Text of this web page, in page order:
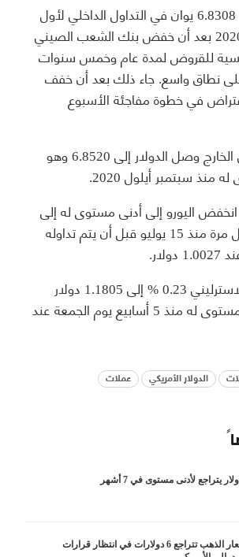
وارتفع الدولار إلى 6.8308 يوان في التداول الداخلي لأول
مرة منذ سبتمبر 2020 بعد أن خفض بنك الشعب الصيني
للقروض لمدة عام وخمس سنوات
نطاق واسع. جاء ذلك بعد أن خفف
في خطوة مفاجئة الأسبوع
ومقابل اليوان في الخارج وصل الدولار إلى 6.8520 وهو
سبتمبر أيلول 2020.
اليورو إلى أدنى مستوى له إلى
1.0026 دولار لأول مرة منذ 15 يوليو قبل أن يتم تداوله
وانخفض الجنيه الاسترليني 0.23 % إلى 1.1805 دولار
ليقترب من أدنى مستوى له منذ 5 أسابيع يوم الجمعة عند
الدولار الأمريكي عملات
يتراجع لأدنى مستوى في 7 أشهر
أسعار الذهب تتراجع 6 دولارات في انتظار قرارات